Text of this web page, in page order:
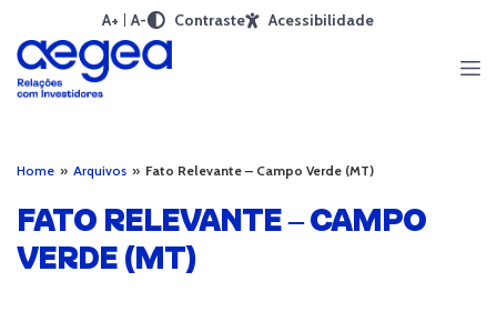
A+ A- Contraste Acessibilidade
Home » Arquivos » Fato Relevante – Campo Verde (MT)
FATO RELEVANTE – CAMPO
VERDE (MT)